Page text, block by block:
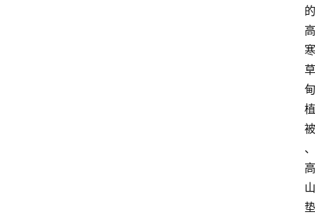
的
高
寒
草
甸
植
被
、
高
山
垫